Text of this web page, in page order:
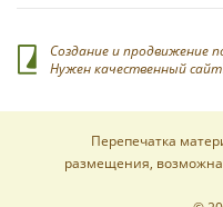
Создание и продвижение
Нужен качественный
Перепечатка
размещения, возможна